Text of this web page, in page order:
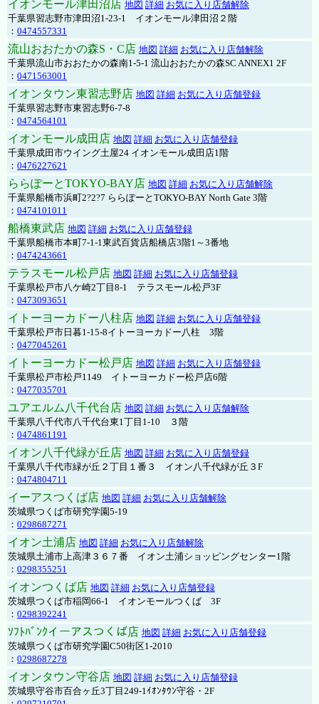
イオンモール津田沼店 地図 詳細 お気に入り店舗解除
千葉県習志野市津田沼1-23-1 イオンモール津田沼２階
： 0474557331
流山おおたかの森S・C店 地図 詳細 お気に入り店舗解除
千葉県流山市おおたかの森南1-5-1 流山おおたかの森SC ANNEX1 2F
： 0471563001
イオンタウン東習志野店 地図 詳細 お気に入り店舗登録
千葉県習志野市東習志野6-7-8
： 0474564101
イオンモール成田店 地図 詳細 お気に入り店舗登録
千葉県成田市ウイング土屋24 イオンモール成田店1階
： 0476227621
ららぽーとTOKYO-BAY店 地図 詳細 お気に入り店舗解除
千葉県船橋市浜町2?2?7 ららぽーとTOKYO-BAY North Gate 3階
： 0474101011
船橋東武店 地図 詳細 お気に入り店舗登録
千葉県船橋市本町7-1-1東武百貨店船橋店3階1～3番地
： 0474243661
テラスモール松戸店 地図 詳細 お気に入り店舗登録
千葉県松戸市八ケ崎2丁目8-1 テラスモール松戸3F
： 0473093651
イトーヨーカドー八柱店 地図 詳細 お気に入り店舗登録
千葉県松戸市日暮1-15-8イトーヨーカドー八柱 3階
： 0477045261
イトーヨーカドー松戸店 地図 詳細 お気に入り店舗登録
千葉県松戸市松戸1149 イトーヨーカドー松戸店6階
： 0477035701
ユアエルム八千代台店 地図 詳細 お気に入り店舗解除
千葉県八千代市八千代台東1丁目1-10 ３階
： 0474861191
イオン八千代緑が丘店 地図 詳細 お気に入り店舗登録
千葉県八千代市緑が丘２丁目１番３ イオン八千代緑が丘３F
： 0474804711
イーアスつくば店 地図 詳細 お気に入り店舗解除
茨城県つくば市研究学園5-19
： 0298687271
イオン土浦店 地図 詳細 お気に入り店舗解除
茨城県土浦市上高津３６７番 イオン土浦ショッピングセンター1階
： 0298355251
イオンつくば店 地図 詳細 お気に入り店舗登録
茨城県つくば市稲岡66-1 イオンモールつくば 3F
： 0298392241
ｿﾌﾄﾊﾞﾝｸイーアスつくば店 地図 詳細 お気に入り店舗登録
茨城県つくば市研究学園C50街区1-2010
： 0298687278
イオンタウン守谷店 地図 詳細 お気に入り店舗登録
茨城県守谷市百合ヶ丘3丁目249-1ｲｵﾝﾀｳﾝ守谷・2F